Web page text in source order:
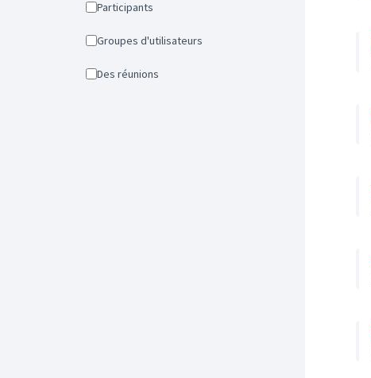
Participants
Groupes d'utilisateurs
Des réunions